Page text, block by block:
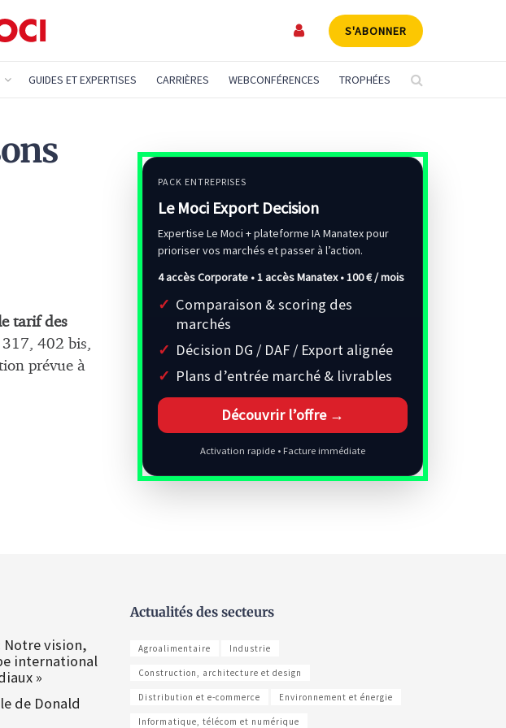
S'ABONNER
GUIDES ET EXPERTISES CARRIÈRES WEBCONFÉRENCES TROPHÉES
tarif des
402 bis,
prévue à
PACK ENTREPRISES
Le Moci Export Decision
Expertise Le Moci + plateforme IA Manatex pour
prioriser vos marchés et passer à l’action.
4 accès Corporate • 1 accès Manatex •100 € / mois
Comparaison & scoring des
marchés
Décision DG / DAF / Export alignée
Plans d’entrée marché & livrables
Découvrir l’offre →
Activation rapide • Facture immédiate
Notre vision,
international
»
de Donald
Actualités des secteurs
Agroalimentaire Industrie
Construction, architecture et design
Distribution et e-commerce Environnement et énergie
Informatique, télécom et numérique